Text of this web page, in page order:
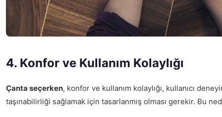
4. Konfor ve Kullanım Kolaylığı
Çanta seçerken, konfor ve kullanım kolaylığı, kullanıcı
taşınabilirliği sağlamak için tasarlanmış olması gerekir. Bu